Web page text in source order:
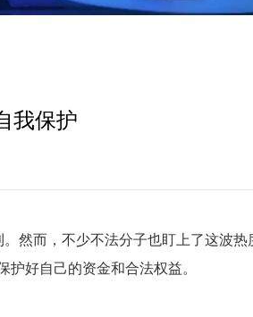
我保护
然而，不少不法分子也盯上了这波热
好自己的资金和合法权益。